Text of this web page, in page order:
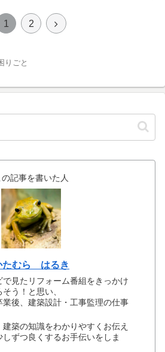
1 2
りごと
の記事を書いた人
たむら はるき
見たリフォーム番組をきっかけ
う！と思い、
業後、建築設計・工事監理の仕事
築の知識をわかりやすくお伝え
しずつ良くするお手伝いをしま